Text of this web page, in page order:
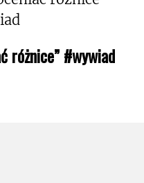
różnice” #wywiad